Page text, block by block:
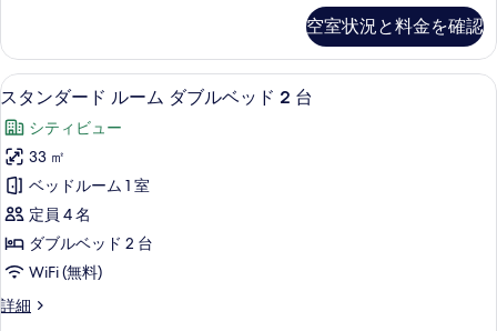
ン
グ
ベ
ッ
ド
台
の
す
べ
ー
ド
ル
ム
キ
ン
グ
ベ
ッ
ド
台
の
空室状況と料金を確認
ス
タ
ン
ダ
ー
ド
ル
ム
セーフティボックス (室内)、デスク
6
スタンダード ルーム ダブルベッド 2 台
シティビュー
33 ㎡
ベッドルーム 1 室
定員 4 名
ダブルベッド 2 台
WiFi (無料)
詳細
ス